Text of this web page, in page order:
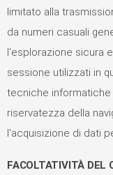
limitato alla
da numeri casuali
l'esplorazione sicura
sessione utilizzati in
tecniche
riservatezza della
l'acquisizione di dati
FACOLTATIVITÀ DEL